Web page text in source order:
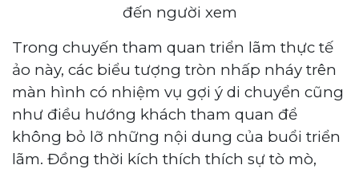
đến người xem
Trong chuyến tham quan triển lãm thực tế
ảo này, các biểu tượng tròn nhấp nháy trên
màn hình có nhiệm vụ gợi ý di chuyển cũng
như điều hướng khách tham quan để
không bỏ lỡ những nội dung của buổi triển
lãm. Đồng thời kích thích thích sự tò mò,